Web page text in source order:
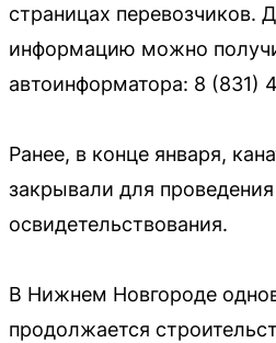
страницах перевозчиков.
информацию можно
автоинформатора: 8 (831)
Ранее, в конце января,
закрывали для проведения
освидетельствования.
В Нижнем Новгороде
продолжается